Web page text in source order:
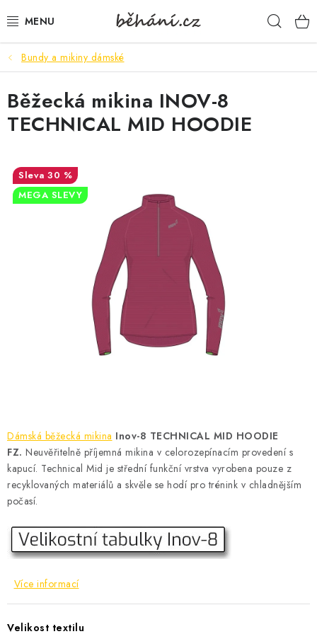
na
BOTY PÁNSKÉ
BOTY DÁMSKÉ
PÁNSKÉ OBLEČENÍ
DÁMSKÉ OBLEČENÍ
DOPLŇKY
DÁRKOVÉ POUKAZY
VELIKOSTNÍ TABULKY
VÝŽIVA
SPORTY
MEGA SLEVY
NOVINKY
NOVINKY MIZUNO
Bundy a mikiny dámské
Dámská běžecká mikina Inov-8 TECHNICAL MID HOODIE
FZ. Neuvěřitelně příjemná mikina v celorozepínacím provedení s
kapucí. Technical Mid je střední funkční vrstva vyrobena pouze z
recyklovaných materiálů a skvěle se hodí pro trénink v chladnějším
počasí.
Více informací
Velikost textilu
Běžecká mikina INOV-8
TECHNICAL MID HOODIE
30 %
MEGA SLEVY